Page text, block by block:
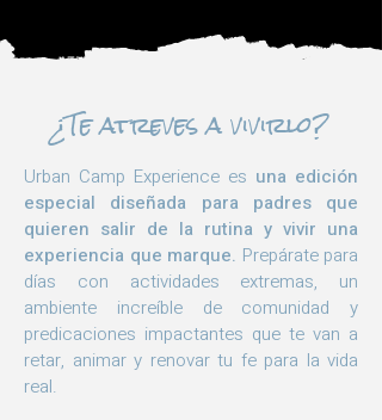
¿Te atreves a vivirlo?
Urban Camp Experience es una edición
especial diseñada para padres que
quieren salir de la rutina y vivir una
experiencia que marque. Prepárate para
días con actividades extremas, un
ambiente increíble de comunidad y
predicaciones impactantes que te van a
retar, animar y renovar tu fe para la vida
real.